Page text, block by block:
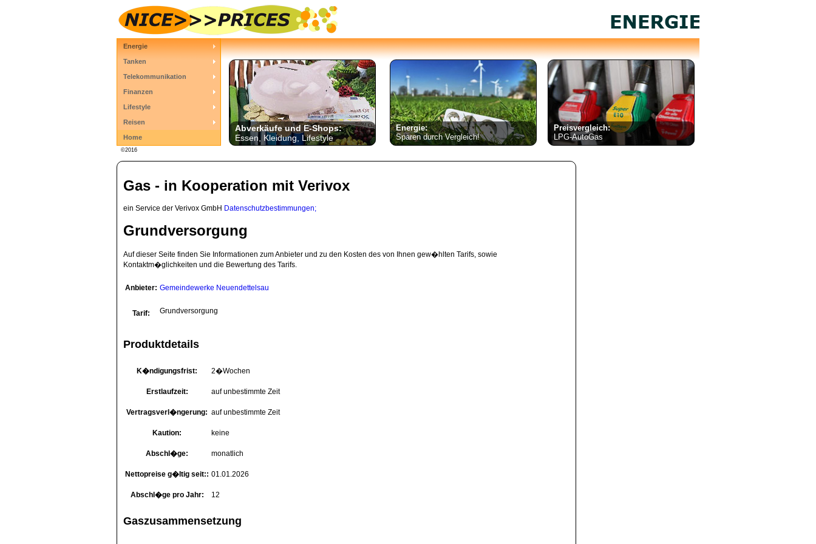
Energie
Tanken
Telekommunikation
Finanzen
Lifestyle
Reisen
Home
©2016
Abverkäufe und E-Shops:
Essen, Kleidung, Lifestyle
Energie:
Sparen durch Vergleich!
Preisvergleich:
LPG-AutoGas
Gas - in Kooperation mit Verivox
ein Service der Verivox GmbH Datenschutzbestimmungen;
Grundversorgung
Auf dieser Seite finden Sie Informationen zum Anbieter und zu den Kosten des von Ihnen gew�hlten Tarifs, sowie
Kontaktm�glichkeiten und die Bewertung des Tarifs.
Anbieter: Gemeindewerke Neuendettelsau
Tarif: Grundversorgung
Produktdetails
K�ndigungsfrist: 2�Wochen
Erstlaufzeit: auf unbestimmte Zeit
Vertragsverl�ngerung: auf unbestimmte Zeit
Kaution: keine
Abschl�ge: monatlich
Nettopreise g�ltig seit:: 01.01.2026
Abschl�ge pro Jahr: 12
Gaszusammensetzung